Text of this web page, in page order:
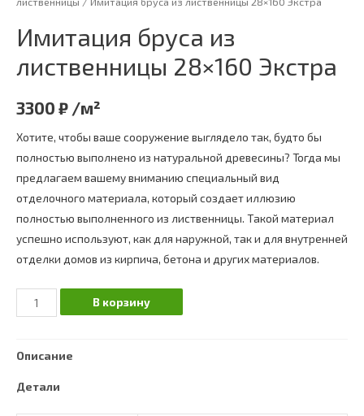
Имитация бруса из
лиственницы 28×160 Экстра
3300 ₽ /м²
Хотите, чтобы ваше сооружение выглядело так, будто бы
полностью выполнено из натуральной древесины? Тогда мы
предлагаем вашему вниманию специальный вид
отделочного материала, который создает иллюзию
полностью выполненного из лиственницы. Такой материал
успешно используют, как для наружной, так и для внутренней
отделки домов из кирпича, бетона и других материалов.
Количество
Имитация
из
В корзину
Описание
Детали